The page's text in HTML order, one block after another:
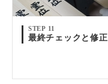
STEP 11
最終チェックと修正